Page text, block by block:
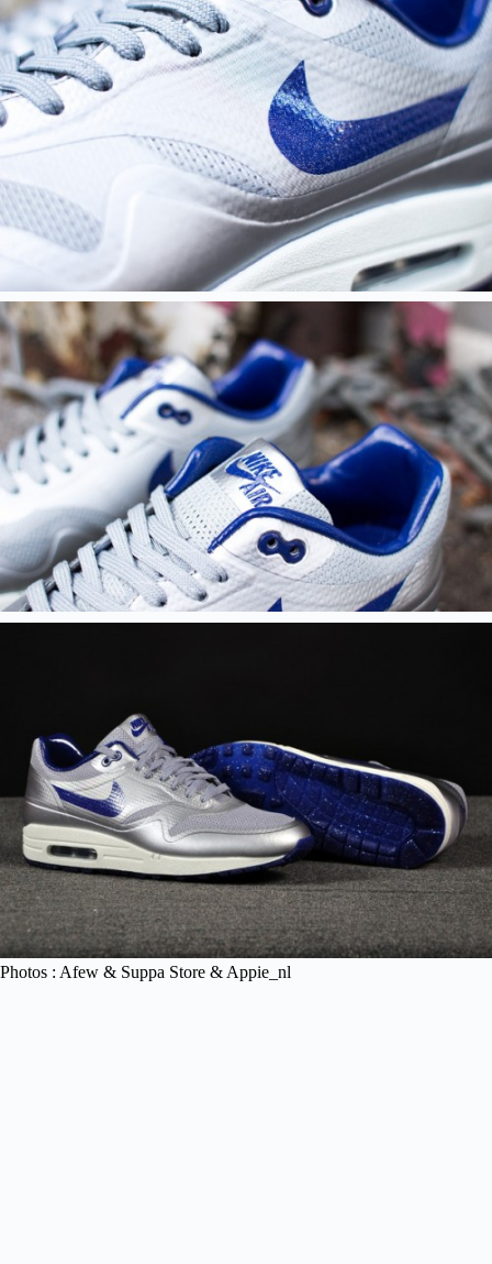
Photos : Afew & Suppa Store & Appie_nl